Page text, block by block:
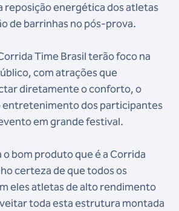
reposição energética dos atletas
de barrinhas no pós-prova.
Time Brasil terão foco na
com atrações que
diretamente o conforto, o
entretenimento dos participantes
em grande festival.
o bom produto que é a Corrida
certeza de que todos os
eles atletas de alto rendimento
toda esta estrutura montada